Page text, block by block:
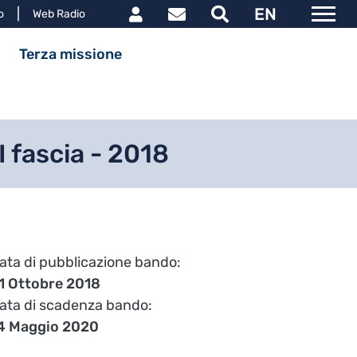
Web Radio Link utili utente
EN
Terza missione
fascia - 2018
di pubblicazione bando
Ottobre 2018
di scadenza bando
Maggio 2020